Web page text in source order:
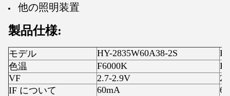
他の照明装置
製品仕様:
モデル HY-2835W60A38-2S
色温
F6000K
VF
2.7-2.9V
IF について
60mA